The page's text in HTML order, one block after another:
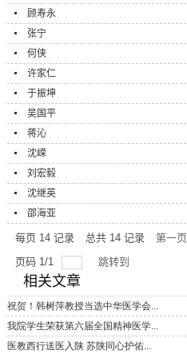
顾寿永
张宁
何侠
许家仁
于振坤
吴国平
蒋沁
沈嵘
刘宏毅
沈继英
邵海亚
每页 14记录 总共 14记录 第一页
页码 1/1 跳转到
相关文章